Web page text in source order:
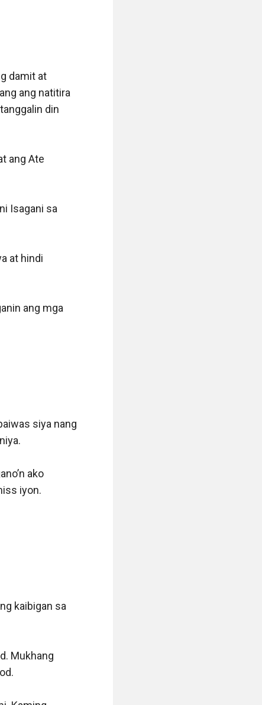
damit at
ang natitira
din
ang Ate
Isagani sa
at hindi
ang mga
siya nang
ako
iyon.
kaibigan sa
Mukhang